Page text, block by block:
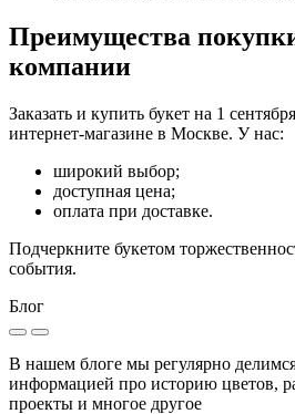
Преимущества
компании
Заказать и купить букет на 1
интернет-магазине в Москве. У нас:
широкий выбор;
доступная цена;
оплата при доставке.
Подчеркните букетом
события.
Блог
В нашем блоге мы регулярно
информацией про историю цветов,
проекты и многое другое